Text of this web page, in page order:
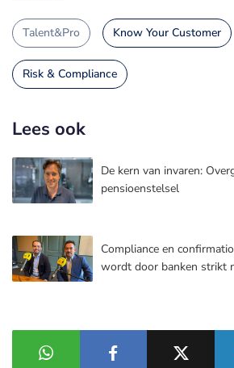
Talent&Pro Know Your Customer
Risk & Compliance
Lees ook
De kern van invaren:
pensioenstelsel
Compliance en
wordt door banken strikt